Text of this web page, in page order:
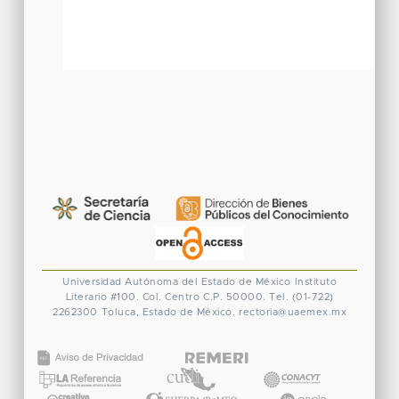
Universidad Autónoma del Estado de México
Instituto
Literario #100. Col. Centro C.P. 50000. Tel. (01-722)
2262300 Toluca, Estado de México. rectoria@uaemex.mx